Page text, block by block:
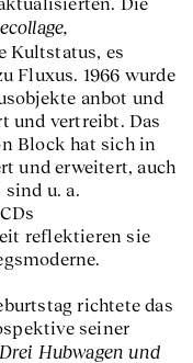
Kultstatus, es
Fluxus. 1966 wurde
anbot und
und vertreibt. Das
Block hat sich in
und erweitert, auch
u. a.
reflektieren sie
richtete das
seiner
Drei Hubwagen und